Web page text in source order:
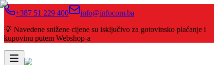
+387 51 229 400
info@infocom.ba
💡 Navedene snižene cijene su isključivo za gotovinsko plaćanje i
kupovinu putem Webshop-a